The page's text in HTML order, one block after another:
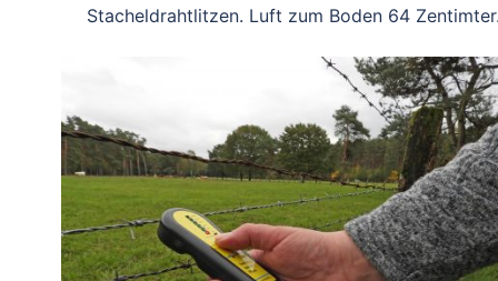
Stacheldrahtlitzen. Luft zum Boden 64